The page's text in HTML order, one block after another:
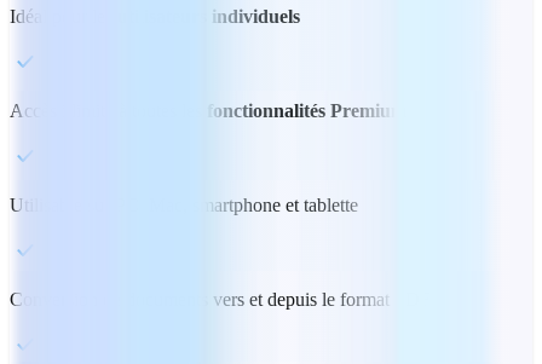
Idéal pour les utilisateurs individuels
Accès illimité à toutes les fonctionnalités Premium
Utilisable sur PC, Mac, smartphone et tablette
Conversion de documents vers et depuis le format PDF